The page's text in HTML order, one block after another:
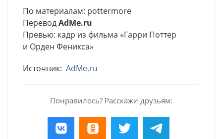
По материалам: pottermore
ПереводAdMe.ru
Превью: кадр из фильма «Гарри Поттер
и Орден Феникса»
Источник: AdMe.ru
Понравилось? Расскажи друзьям: